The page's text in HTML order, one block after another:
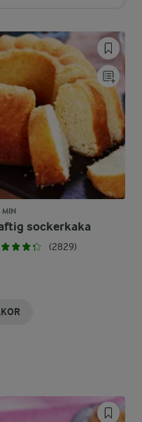
MIN
sockerkaka
(2829)